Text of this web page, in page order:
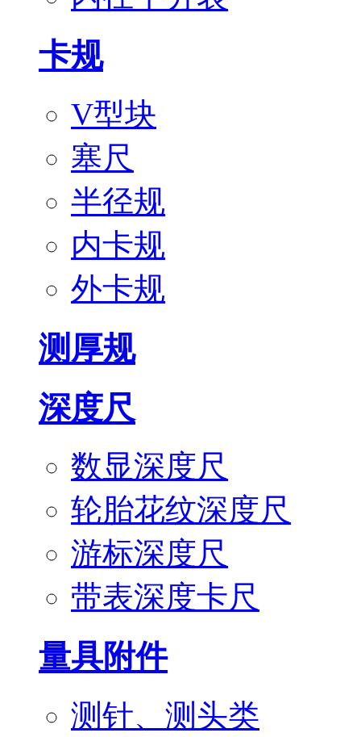
卡规
V型块
塞尺
半径规
内卡规
外卡规
测厚规
深度尺
数显深度尺
轮胎花纹深度尺
游标深度尺
带表深度卡尺
量具附件
测针、测头类